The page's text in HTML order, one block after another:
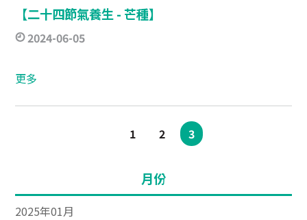
【二十四節氣養生 - 芒種】
2024-06-05
更多
1 2 3
月份
2025年01月